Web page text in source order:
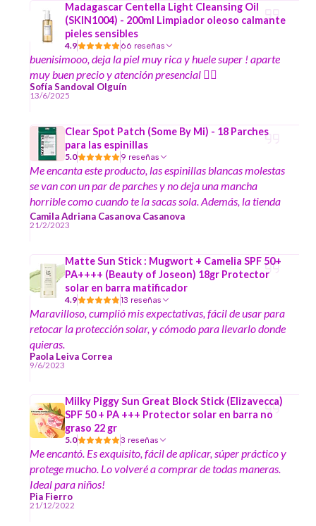
Madagascar Centella Light Cleansing Oil
(SKIN1004) - 200ml Limpiador oleoso calmante
pieles sensibles
4.9 66 reseñas
buenisimooo, deja la piel muy rica y huele super ! aparte
muy buen precio y atención presencial ☝🏻
Sofía Sandoval Olguín
13/6/2025
Clear Spot Patch (Some By Mi) - 18 Parches
para las espinillas
5.0 9 reseñas
Me encanta este producto, las espinillas blancas molestas
se van con un par de parches y no deja una mancha
horrible como cuando te la sacas sola. Además, la tienda
realizó el envío rápido, siendo que yo soy de Los Andes y
esto está en Santiago.
Camila Adriana Casanova Casanova
21/2/2023
Matte Sun Stick : Mugwort + Camelia SPF 50+
PA++++ (Beauty of Joseon) 18gr Protector
solar en barra matificador
4.9 13 reseñas
Maravilloso, cumplió mis expectativas, fácil de usar para
retocar la protección solar, y cómodo para llevarlo donde
quieras.
Paola Leiva Correa
9/6/2023
Milky Piggy Sun Great Block Stick (Elizavecca)
SPF 50 + PA +++ Protector solar en barra no
graso 22 gr
5.0 3 reseñas
Me encantó. Es exquisito, fácil de aplicar, súper práctico y
protege mucho. Lo volveré a comprar de todas maneras.
Ideal para niños!
Pia Fierro
21/12/2022